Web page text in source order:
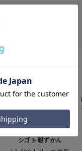
みんなの
シゴト服ずかん